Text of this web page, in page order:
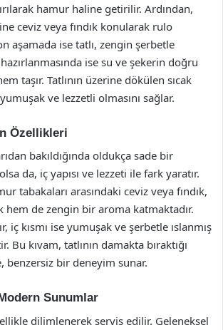
hamur haline getirilir. Ardından,
ceviz veya fındık konularak rulo
aşamada ise tatlı, zengin şerbetle
ise su ve şekerin doğru
taşır. Tatlının üzerine dökülen sıcak
ve lezzetli olmasını sağlar.
Özellikleri
bakıldığında oldukça sade bir
da, iç yapısı ve lezzeti ile fark yaratır.
tabakaları arasındaki ceviz veya fındık,
hem de zengin bir aroma katmaktadır.
iç kısmı ise yumuşak ve şerbetle ıslanmış
Bu kıvam, tatlının damakta bıraktığı
benzersiz bir deneyim sunar.
Sunumlar
dilimlenerek servis edilir. Geleneksel